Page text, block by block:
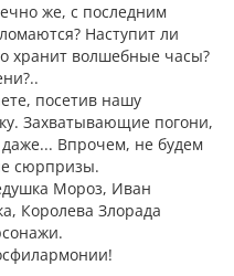
же, с последним
Наступит ли
хранит волшебные часы?
посетив нашу
Захватывающие погони,
Впрочем, не будем
сюрпризы.
Мороз, Иван
Королева Злорада